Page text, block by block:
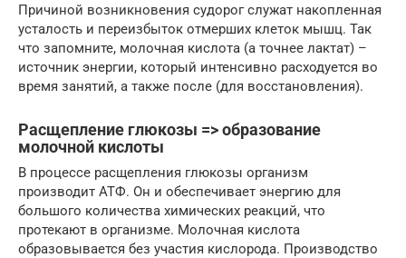
Причиной возникновения судорог служат накопленная
усталость и переизбыток отмерших клеток мышц. Так
что запомните, молочная кислота (а точнее лактат) –
источник энергии, который интенсивно расходуется во
время занятий, а также после (для восстановления).
Расщепление глюкозы => образование
молочной кислоты
В процессе расщепления глюкозы организм
производит АТФ. Он и обеспечивает энергию для
большого количества химических реакций, что
протекают в организме. Молочная кислота
образовывается без участия кислорода. Производство